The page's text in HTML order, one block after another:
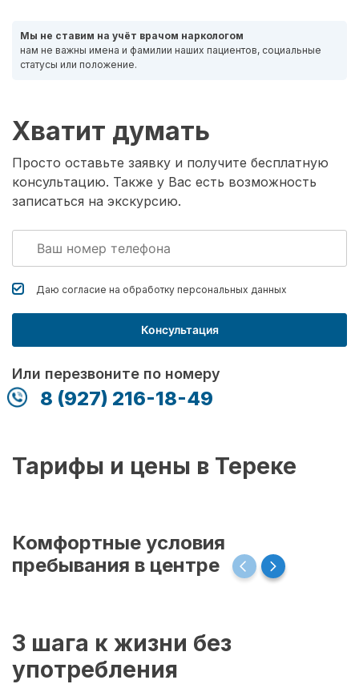
Мы не ставим на учёт врачом наркологом
нам не важны имена и фамилии наших пациентов, социальные
статусы или положение.
Хватит думать
Просто оставьте заявку и получите бесплатную
консультацию. Также у Вас есть возможность
записаться на экскурсию.
Даю согласие на обработку персональных данных
Консультация
Или перезвоните по номеру
8 (927) 216-18-49
Тарифы и цены в Тереке
Комфортные условия
пребывания в центре
3 шага к жизни без
употребления